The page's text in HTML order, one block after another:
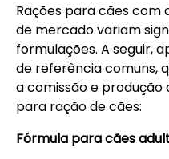
Rações para cães
de mercado variam
formulações. A seguir,
de referência comuns,
a comissão e produção
para ração de cães:
Fórmula para cães